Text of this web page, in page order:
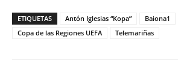
ETIQUETAS Antón Iglesias “Kopa”
Baiona1
Copa de las Regiones UEFA
Telemariñas